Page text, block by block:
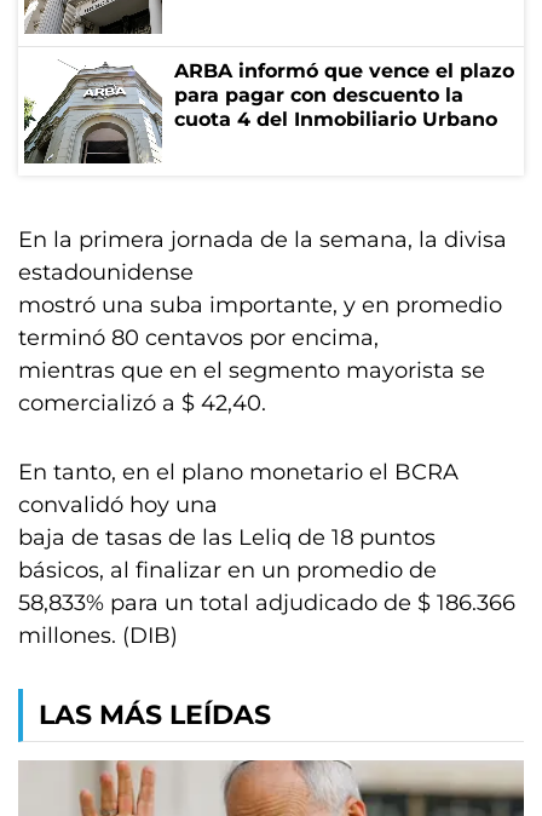
ARBA informó que vence el plazo
para pagar con descuento la
cuota 4 del Inmobiliario Urbano
En la primera jornada de la semana, la divisa
estadounidense
mostró una suba importante, y en promedio
terminó 80 centavos por encima,
mientras que en el segmento mayorista se
comercializó a $ 42,40.
En tanto, en el plano monetario el BCRA
convalidó hoy una
baja de tasas de las Leliq de 18 puntos
básicos, al finalizar en un promedio de
58,833% para un total adjudicado de $ 186.366
millones. (DIB)
LAS MÁS LEÍDAS